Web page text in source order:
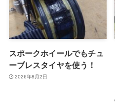
スポークホイールでもチュ
ーブレスタイヤを使う！
2026年8月2日